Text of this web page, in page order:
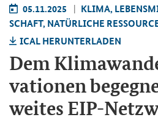
05.11.2025
KLIMA,
SCHAFT, NA­TÜR­LI­CHE
ICAL HER­UN­TER­LA­DEN
Dem
va­tio­nen
wei­tes EIP-​